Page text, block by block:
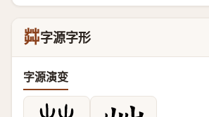
茻字源字形
字源演变